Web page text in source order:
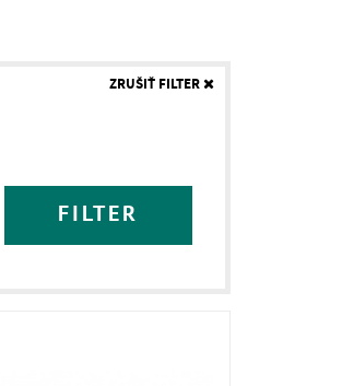
FILTER
ZRUŠIŤ FILTER